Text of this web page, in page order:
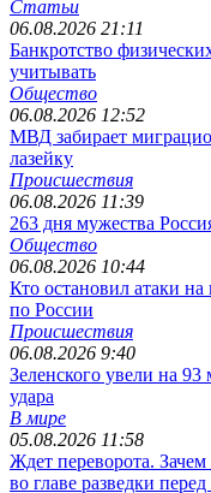
Статьи
06.08.2026 21:11
Банкротство
учитывать
Общество
06.08.2026 12:52
МВД забирает
лазейку
Происшествия
06.08.2026 11:39
263 дня мужества
Общество
06.08.2026 10:44
Кто остановил атаки
по России
Происшествия
06.08.2026 9:40
Зеленского увели на
удара
В мире
05.08.2026 11:58
Ждет переворота. Зачем
во главе разведки